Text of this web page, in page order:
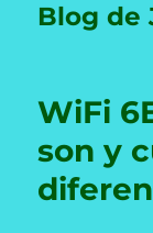
Blog de
WiFi
son y